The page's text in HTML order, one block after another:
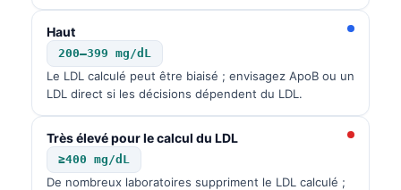
Haut
200–399 mg/dL
Le LDL calculé peut être biaisé ; envisagez ApoB ou un
LDL direct si les décisions dépendent du LDL.
Très élevé pour le calcul du LDL
≥400 mg/dL
De nombreux laboratoires suppriment le LDL calculé ;